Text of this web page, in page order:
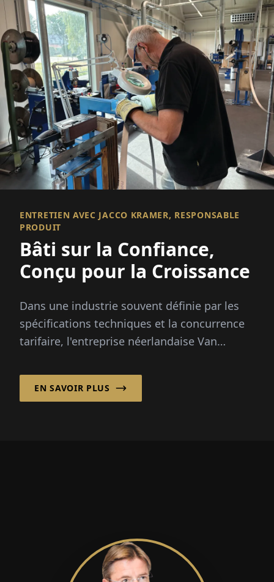
ENTRETIEN AVEC JACCO KRAMER, RESPONSABLE
PRODUIT
Bâti sur la Confiance,
Conçu pour la Croissance
Dans une industrie souvent définie par les
spécifications techniques et la concurrence
tarifaire, l'entreprise néerlandaise Van
une approche différente : la priorité au
partenariat.
EN SAVOIR PLUS